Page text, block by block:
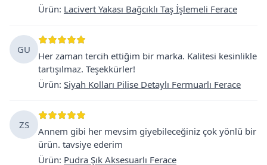
Ürün: Lacivert Yakası Bağcıklı Taş İşlemeli Ferace
GU
Her zaman tercih ettiğim bir marka. Kalitesi kesinlikle
tartışılmaz. Teşekkürler!
Ürün: Siyah Kolları Pilise Detaylı Fermuarlı Ferace
ZS
Annem gibi her mevsim giyebileceğiniz çok yönlü bir
ürün. tavsiye ederim
Ürün: Pudra Şık Aksesuarlı Ferace